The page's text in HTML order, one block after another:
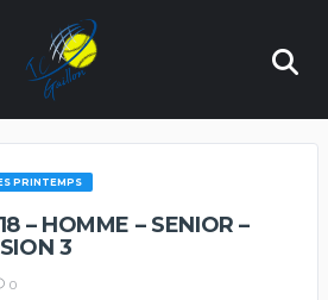
PRINTEMPS
– HOMME – SENIOR –
3
0